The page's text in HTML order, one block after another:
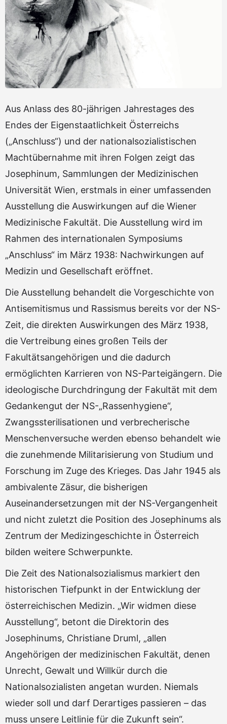
Aus Anlass des 80-jährigen Jahrestages des
Endes der Eigenstaatlichkeit Österreichs
(„Anschluss“) und der nationalsozialistischen
Machtübernahme mit ihren Folgen zeigt das
Josephinum, Sammlungen der Medizinischen
Universität Wien, erstmals in einer umfassenden
Ausstellung die Auswirkungen auf die Wiener
Medizinische Fakultät. Die Ausstellung wird im
Rahmen des internationalen Symposiums
„Anschluss“ im März 1938: Nachwirkungen auf
Medizin und Gesellschaft eröffnet.
Die Ausstellung behandelt die Vorgeschichte von
Antisemitismus und Rassismus bereits vor der NS-
Zeit, die direkten Auswirkungen des März 1938,
die Vertreibung eines großen Teils der
Fakultätsangehörigen und die dadurch
ermöglichten Karrieren von NS-Parteigängern. Die
ideologische Durchdringung der Fakultät mit dem
Gedankengut der NS-„Rassenhygiene“,
Zwangssterilisationen und verbrecherische
Menschenversuche werden ebenso behandelt wie
die zunehmende Militarisierung von Studium und
Forschung im Zuge des Krieges. Das Jahr 1945 als
ambivalente Zäsur, die bisherigen
Auseinandersetzungen mit der NS-Vergangenheit
und nicht zuletzt die Position des Josephinums als
Zentrum der Medizingeschichte in Österreich
bilden weitere Schwerpunkte.
Die Zeit des Nationalsozialismus markiert den
historischen Tiefpunkt in der Entwicklung der
österreichischen Medizin. „Wir widmen diese
Ausstellung“, betont die Direktorin des
Josephinums, Christiane Druml, „allen
Angehörigen der medizinischen Fakultät, denen
Unrecht, Gewalt und Willkür durch die
Nationalsozialisten angetan wurden. Niemals
wieder soll und darf Derartiges passieren – das
muss unsere Leitlinie für die Zukunft sein“.